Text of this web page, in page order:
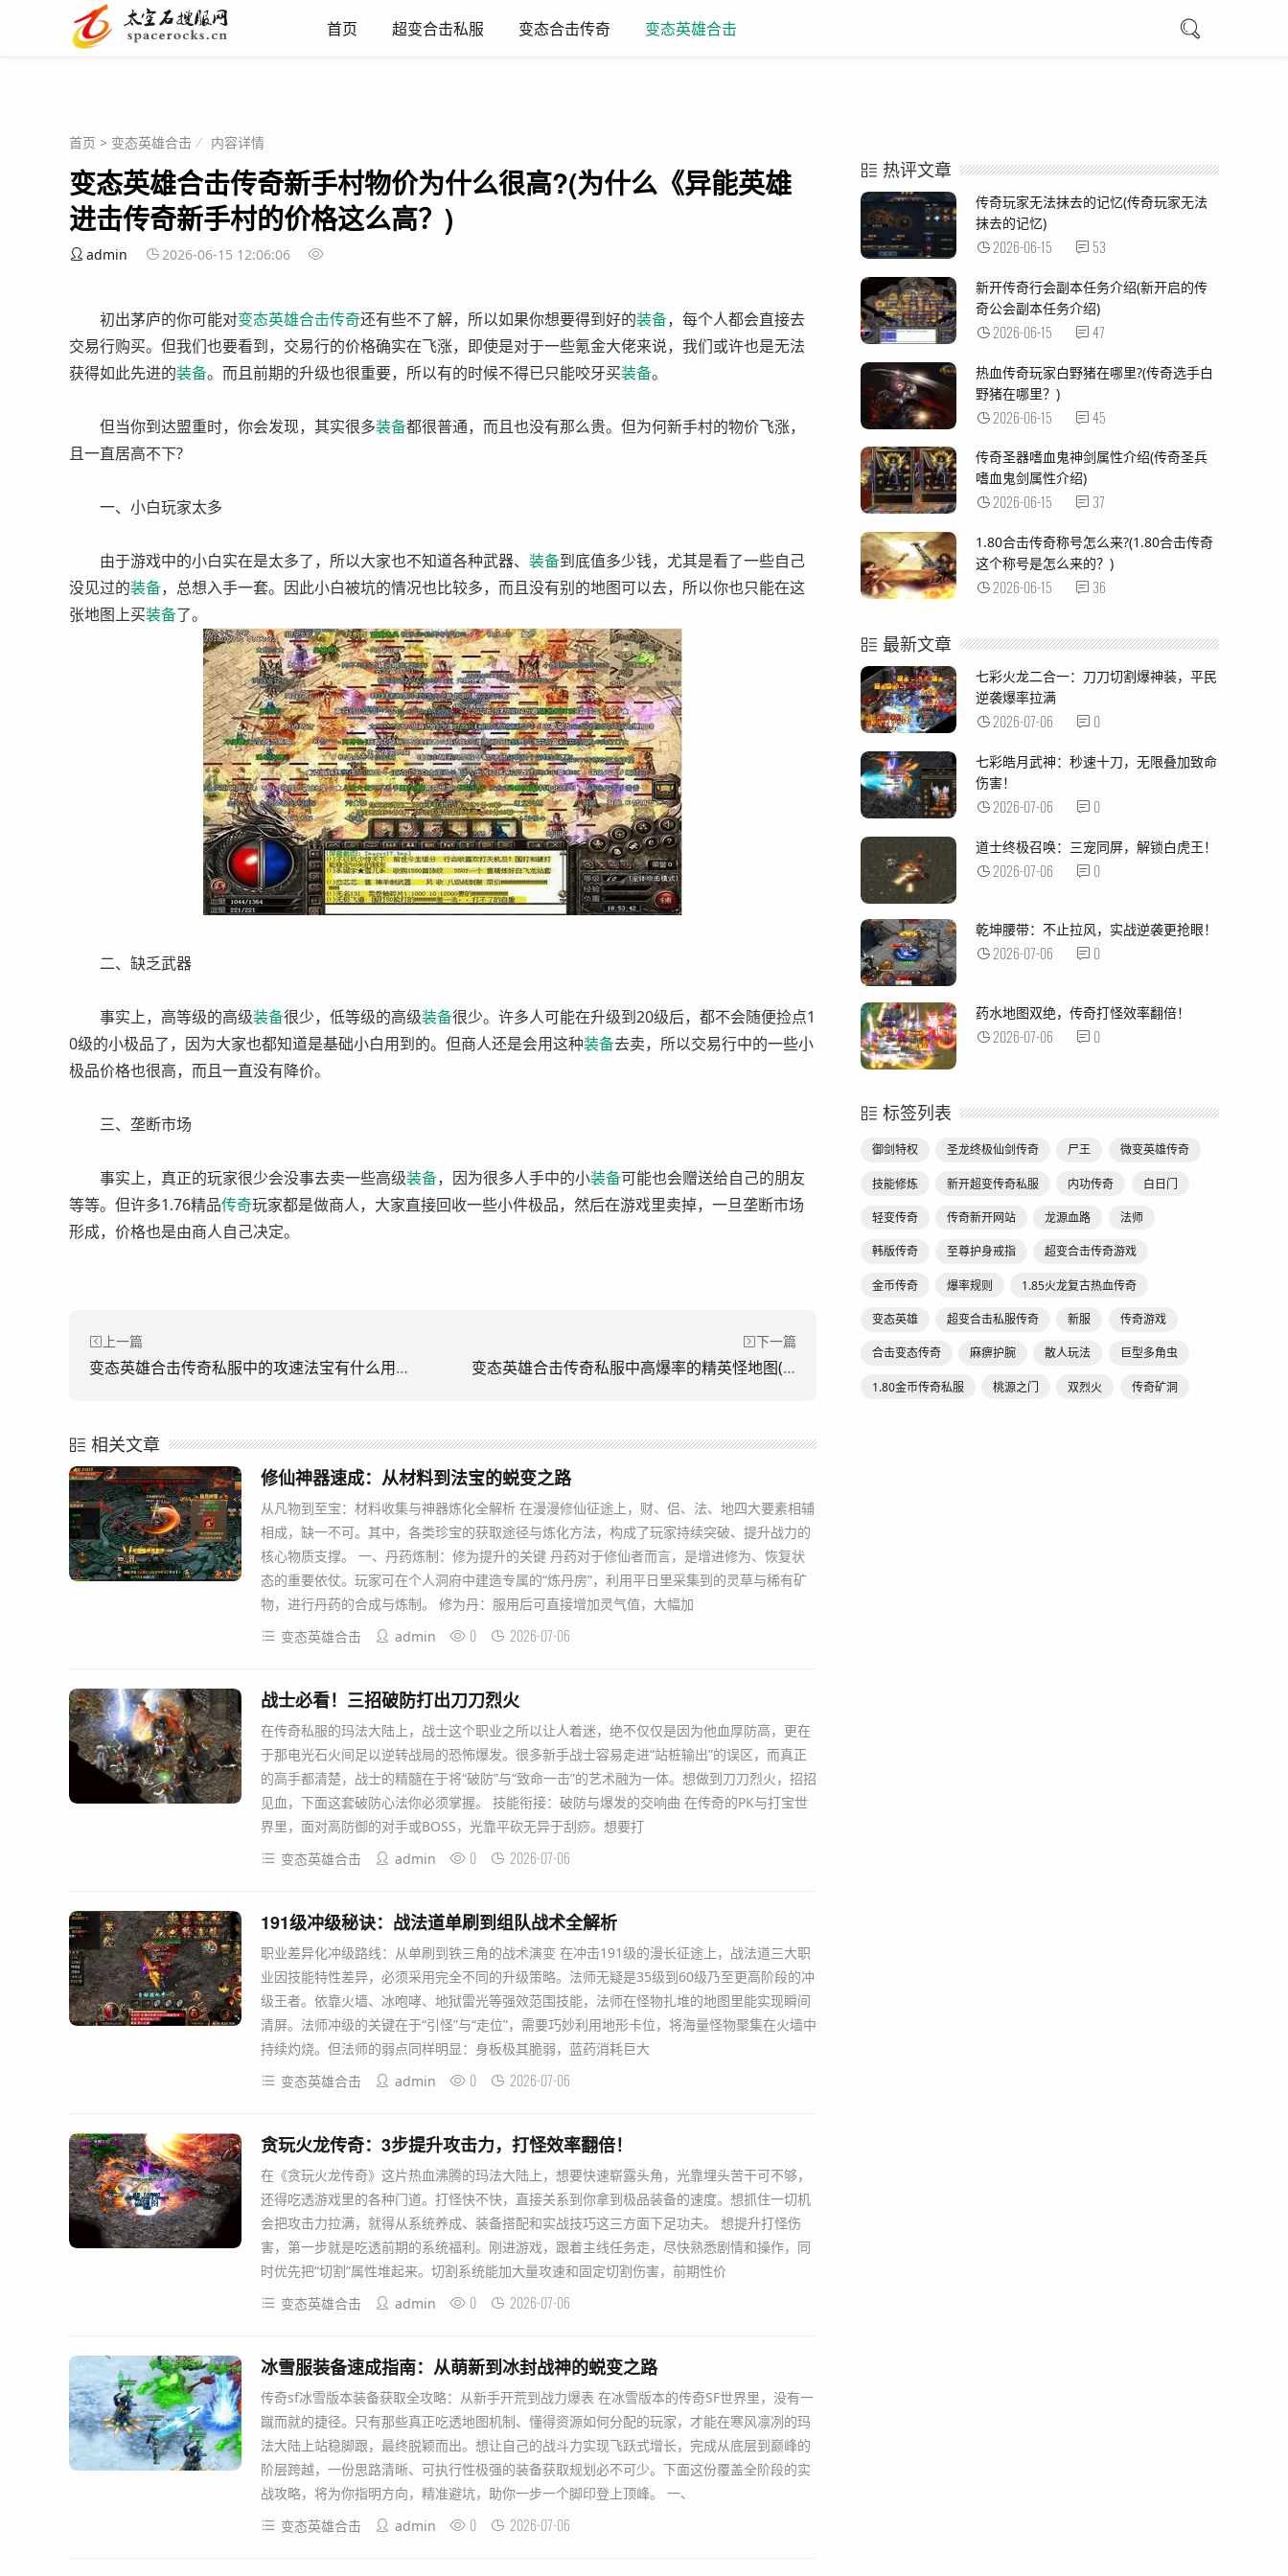
首页 超变合击私服 变态合击传奇 变态英雄合击
首页 > 变态英雄合击 内容详情
变态英雄合击传奇新手村物价为什么很高?(为什么《异能英雄
进击传奇新手村的价格这么高？)
admin 2026-06-15 12:06:06
初出茅庐的你可能对变态英雄合击传奇还有些不了解，所以如果你想要得到好的装备，每个人都会直接去
交易行购买。但我们也要看到，交易行的价格确实在飞涨，即使是对于一些氪金大佬来说，我们或许也是无法
获得如此先进的装备。而且前期的升级也很重要，所以有的时候不得已只能咬牙买装备。
但当你到达盟重时，你会发现，其实很多装备都很普通，而且也没有那么贵。但为何新手村的物价飞涨，
且一直居高不下?
一、小白玩家太多
由于游戏中的小白实在是太多了，所以大家也不知道各种武器、 装备到底值多少钱，尤其是看了一些自己
没见过的装备，总想入手一套。因此小白被坑的情况也比较多，而且没有别的地图可以去，所以你也只能在这
张地图上买装备了。
二、缺乏武器
事实上，高等级的高级装备很少，低等级的高级装备很少。许多人可能在升级到20级后，都不会随便捡点1
0级的小极品了，因为大家也都知道是基础小白用到的。但商人还是会用这种装备去卖，所以交易行中的一些小
极品价格也很高，而且一直没有降价。
三、垄断市场
事实上，真正的玩家很少会没事去卖一些高级装备，因为很多人手中的小装备可能也会赠送给自己的朋友
等等。但许多1.76精品传奇玩家都是做商人，大家直接回收一些小件极品，然后在游戏里卖掉，一旦垄断市场
形成，价格也是由商人自己决定。
上一篇
变态英雄合击传奇私服中的攻速法宝有什么用?(变形传奇进击私服里的攻速法宝有什么用？)
下一篇
变态英雄合击传奇私服中高爆率的精英怪地图(《异能英雄出击传奇私服高爆率精英怪物地图)
相关文章
修仙神器速成：从材料到法宝的蜕变之路
从凡物到至宝：材料收集与神器炼化全解析 在漫漫修仙征途上，财、侣、法、地四大要素相辅
相成，缺一不可。其中，各类珍宝的获取途径与炼化方法，构成了玩家持续突破、提升战力的
核心物质支撑。 一、丹药炼制：修为提升的关键 丹药对于修仙者而言，是增进修为、恢复状
态的重要依仗。玩家可在个人洞府中建造专属的“炼丹房”，利用平日里采集到的灵草与稀有矿
物，进行丹药的合成与炼制。 修为丹：服用后可直接增加灵气值，大幅加
变态英雄合击
admin 0 2026-07-06
战士必看！三招破防打出刀刀烈火
在传奇私服的玛法大陆上，战士这个职业之所以让人着迷，绝不仅仅是因为他血厚防高，更在
于那电光石火间足以逆转战局的恐怖爆发。很多新手战士容易走进“站桩输出”的误区，而真正
的高手都清楚，战士的精髓在于将“破防”与“致命一击”的艺术融为一体。想做到刀刀烈火，招招
见血，下面这套破防心法你必须掌握。 技能衔接：破防与爆发的交响曲 在传奇的PK与打宝世
界里，面对高防御的对手或BOSS，光靠平砍无异于刮痧。想要打
变态英雄合击
admin 0 2026-07-06
191级冲级秘诀：战法道单刷到组队战术全解析
职业差异化冲级路线：从单刷到铁三角的战术演变 在冲击191级的漫长征途上，战法道三大职
业因技能特性差异，必须采用完全不同的升级策略。法师无疑是35级到60级乃至更高阶段的冲
级王者。依靠火墙、冰咆哮、地狱雷光等强效范围技能，法师在怪物扎堆的地图里能实现瞬间
清屏。法师冲级的关键在于“引怪”与“走位”，需要巧妙利用地形卡位，将海量怪物聚集在火墙中
持续灼烧。但法师的弱点同样明显：身板极其脆弱，蓝药消耗巨大
变态英雄合击
admin 0 2026-07-06
贪玩火龙传奇：3步提升攻击力，打怪效率翻倍！
在《贪玩火龙传奇》这片热血沸腾的玛法大陆上，想要快速崭露头角，光靠埋头苦干可不够，
还得吃透游戏里的各种门道。打怪快不快，直接关系到你拿到极品装备的速度。想抓住一切机
会把攻击力拉满，就得从系统养成、装备搭配和实战技巧这三方面下足功夫。 想提升打怪伤
害，第一步就是吃透前期的系统福利。刚进游戏，跟着主线任务走，尽快熟悉剧情和操作，同
时优先把“切割”属性堆起来。切割系统能加大量攻速和固定切割伤害，前期性价
变态英雄合击
admin 0 2026-07-06
冰雪服装备速成指南：从萌新到冰封战神的蜕变之路
传奇sf冰雪版本装备获取全攻略：从新手开荒到战力爆表 在冰雪版本的传奇SF世界里，没有一
蹴而就的捷径。只有那些真正吃透地图机制、懂得资源如何分配的玩家，才能在寒风凛冽的玛
法大陆上站稳脚跟，最终脱颖而出。想让自己的战斗力实现飞跃式增长，完成从底层到巅峰的
阶层跨越，一份思路清晰、可执行性极强的装备获取规划必不可少。下面这份覆盖全阶段的实
战攻略，将为你指明方向，精准避坑，助你一步一个脚印登上顶峰。 一、
变态英雄合击
admin 0 2026-07-06
热评文章
传奇玩家无法抹去的记忆(传奇玩家无法
抹去的记忆)
2026-06-15 53
新开传奇行会副本任务介绍(新开启的传
奇公会副本任务介绍)
2026-06-15 47
热血传奇玩家白野猪在哪里?(传奇选手白
野猪在哪里？)
2026-06-15 45
传奇圣器嗜血鬼神剑属性介绍(传奇圣兵
嗜血鬼剑属性介绍)
2026-06-15 37
1.80合击传奇称号怎么来?(1.80合击传奇
这个称号是怎么来的？)
2026-06-15 36
最新文章
七彩火龙二合一：刀刀切割爆神装，平民
逆袭爆率拉满
2026-07-06 0
七彩皓月武神：秒速十刀，无限叠加致命
伤害！
2026-07-06 0
道士终极召唤：三宠同屏，解锁白虎王！
2026-07-06 0
乾坤腰带：不止拉风，实战逆袭更抢眼！
2026-07-06 0
药水地图双绝，传奇打怪效率翻倍！
2026-07-06 0
标签列表
御剑特权 圣龙终极仙剑传奇 尸王 微变英雄传奇
技能修炼 新开超变传奇私服 内功传奇 白日门
轻变传奇 传奇新开网站 龙源血路 法师
韩版传奇 至尊护身戒指 超变合击传奇游戏
金币传奇 爆率规则 1.85火龙复古热血传奇
变态英雄 超变合击私服传奇 新服 传奇游戏
合击变态传奇 麻痹护腕 散人玩法 巨型多角虫
1.80金币传奇私服 桃源之门 双烈火 传奇矿洞